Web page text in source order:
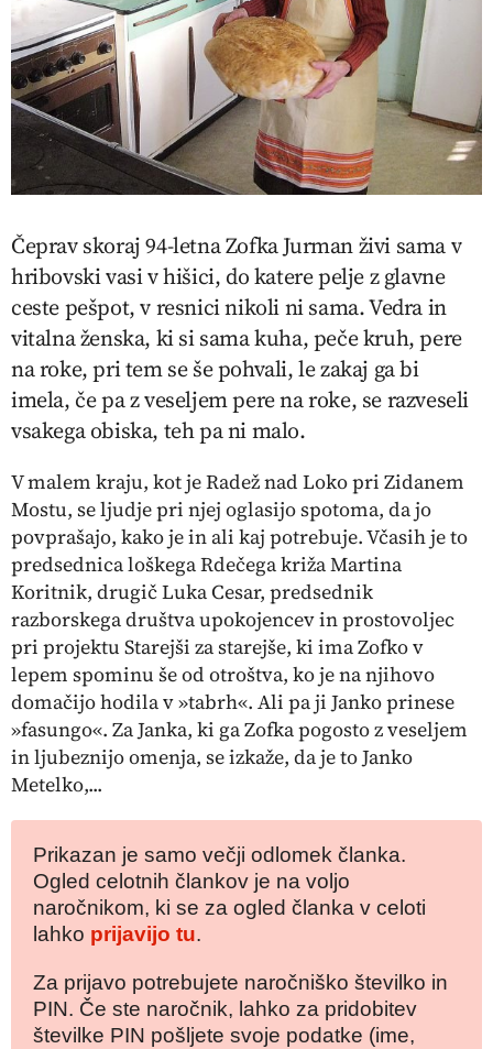
Čeprav skoraj 94-letna Zofka Jurman živi sama v
hribovski vasi v hišici, do katere pelje z glavne
ceste pešpot, v resnici nikoli ni sama. Vedra in
vitalna ženska, ki si sama kuha, peče kruh, pere
na roke, pri tem se še pohvali, le zakaj ga bi
imela, če pa z veseljem pere na roke, se razveseli
vsakega obiska, teh pa ni malo.
V malem kraju, kot je Radež nad Loko pri Zidanem
Mostu, se ljudje pri njej oglasijo spotoma, da jo
povprašajo, kako je in ali kaj potrebuje. Včasih je to
predsednica loškega Rdečega križa Martina
Koritnik, drugič Luka Cesar, predsednik
razborskega društva upokojencev in prostovoljec
pri projektu Starejši za starejše, ki ima Zofko v
lepem spominu še od otroštva, ko je na njihovo
domačijo hodila v »tabrh«. Ali pa ji Janko prinese
»fasungo«. Za Janka, ki ga Zofka pogosto z veseljem
in ljubeznijo omenja, se izkaže, da je to Janko
Metelko,...
Prikazan je samo večji odlomek članka.
Ogled celotnih člankov je na voljo
naročnikom, ki se za ogled članka v celoti
lahko prijavijo tu.
Za prijavo potrebujete naročniško številko in
PIN. Če ste naročnik, lahko za pridobitev
številke PIN pošljete svoje podatke (ime,